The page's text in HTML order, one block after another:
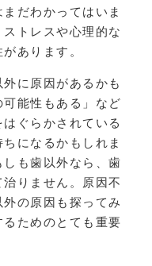
だわかってはいま
トレスや心理的な
あります。
に原因があるかも
能性もある」など
ぐらかされている
になるかもしれま
も歯以外なら、歯
りません。原因不
の原因も探ってみ
ためのとても重要